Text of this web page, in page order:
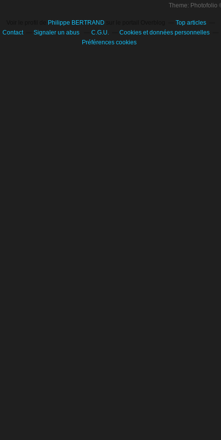
Theme:
Philippe BERTRAND
Top articles
Contact
Signaler un abus C.G.U.
Cookies et données personnelles
Préférences cookies